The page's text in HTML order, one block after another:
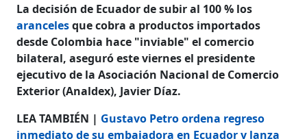
La decisión de Ecuador de subir al 100 % los
arancelesque cobra a productos importados
desde Colombia hace "inviable" el comercio
bilateral, aseguró este viernes el presidente
ejecutivo de la Asociación Nacional de Comercio
Exterior (Analdex), Javier Díaz.
LEA TAMBIÉN | Gustavo Petro ordena regreso
inmediato de su embajadora en Ecuador y lanza